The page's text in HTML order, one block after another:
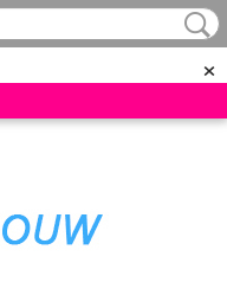
×